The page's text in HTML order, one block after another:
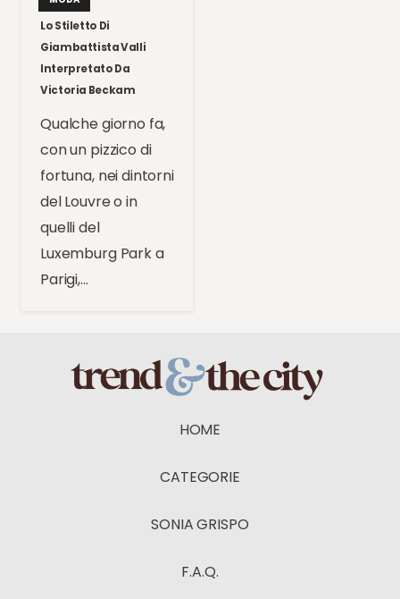
Lo Stiletto Di
Giambattista Valli
Interpretato Da
Victoria Beckam
Qualche giorno fa,
con un pizzico di
fortuna, nei dintorni
del Louvre o in
quelli del
Luxemburg Park a
Parigi,…
HOME
CATEGORIE
SONIA GRISPO
F.A.Q.